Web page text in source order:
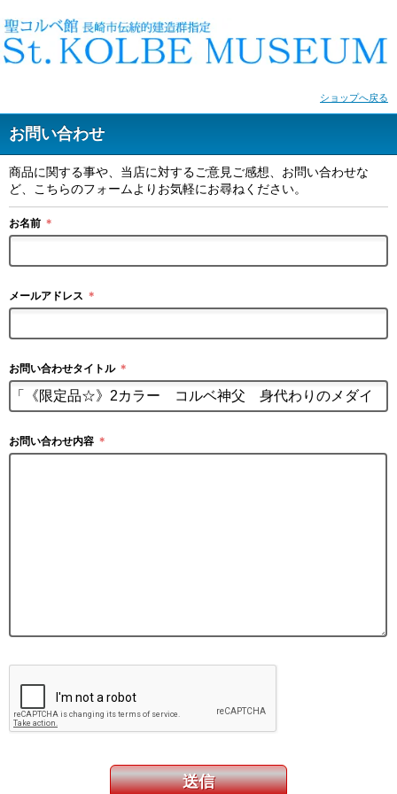
ショップへ戻る
お問い合わせ
商品に関する事や、当店に対するご意見ご感想、お問い合わせな
ど、こちらのフォームよりお気軽にお尋ねください。
お名前 ＊
メールアドレス ＊
お問い合わせタイトル ＊
お問い合わせ内容 ＊